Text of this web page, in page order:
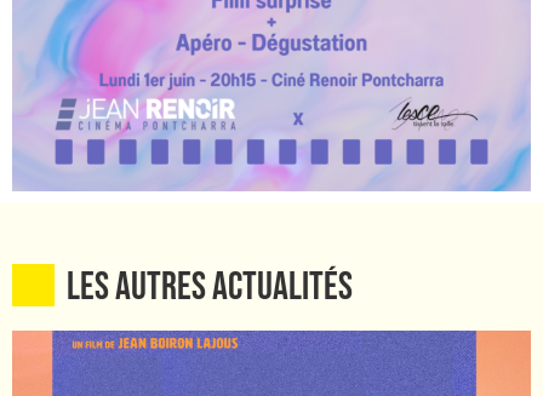
Les autres ACTUALITÉS